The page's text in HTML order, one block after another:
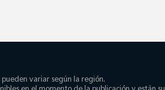
pueden variar según la región.